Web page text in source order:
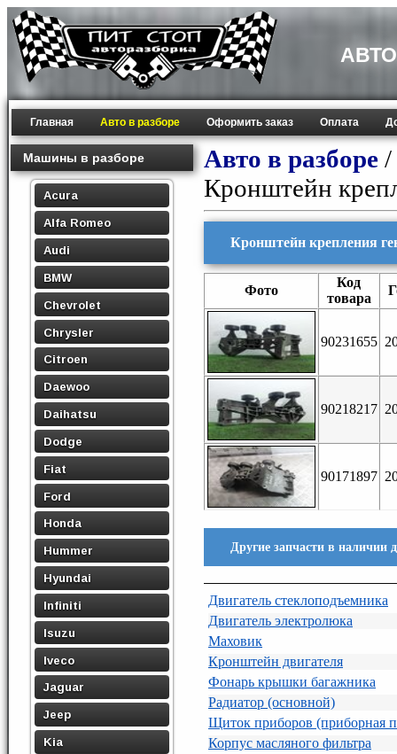
Главная Авто в разборе Оформить заказ Оплата
Машины в разборе
Acura
Alfa Romeo
Audi
BMW
Chevrolet
Chrysler
Citroen
Daewoo
Daihatsu
Dodge
Fiat
Ford
Honda
Hummer
Hyundai
Infiniti
Isuzu
Iveco
Jaguar
Jeep
Kia
Авто в разборе /
Кронштейн
Кронштейн крепления
Фото
Код
товара
90231655
90218217
90171897
Другие запчасти в наличии
Двигатель стеклоподъемника
Двигатель электролюка
Маховик
Кронштейн двигателя
Фонарь крышки багажника
Радиатор (основной)
Щиток приборов (приборная
Корпус масляного фильтра